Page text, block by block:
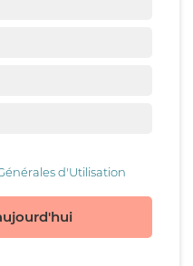
d'Utilisation